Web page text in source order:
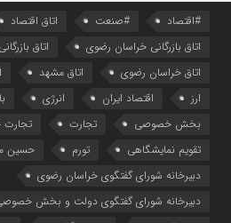
#اقتصاد #صنعت اتاق اقتصاد
اتاق بازرگانی خراسان رضوی
اتاق
اتاق خراسان رضوی
اتاق مشهد
ارز
اقتصاد ایران انرژی
بخش خصوصی
تجارت تجارت
تقویم نمایشگاهی
تورم
حسین
دبیرخانه شورای گفتگوی خراسان رضوی
دبیرخانه شورای گفتگوی دولت و بخش